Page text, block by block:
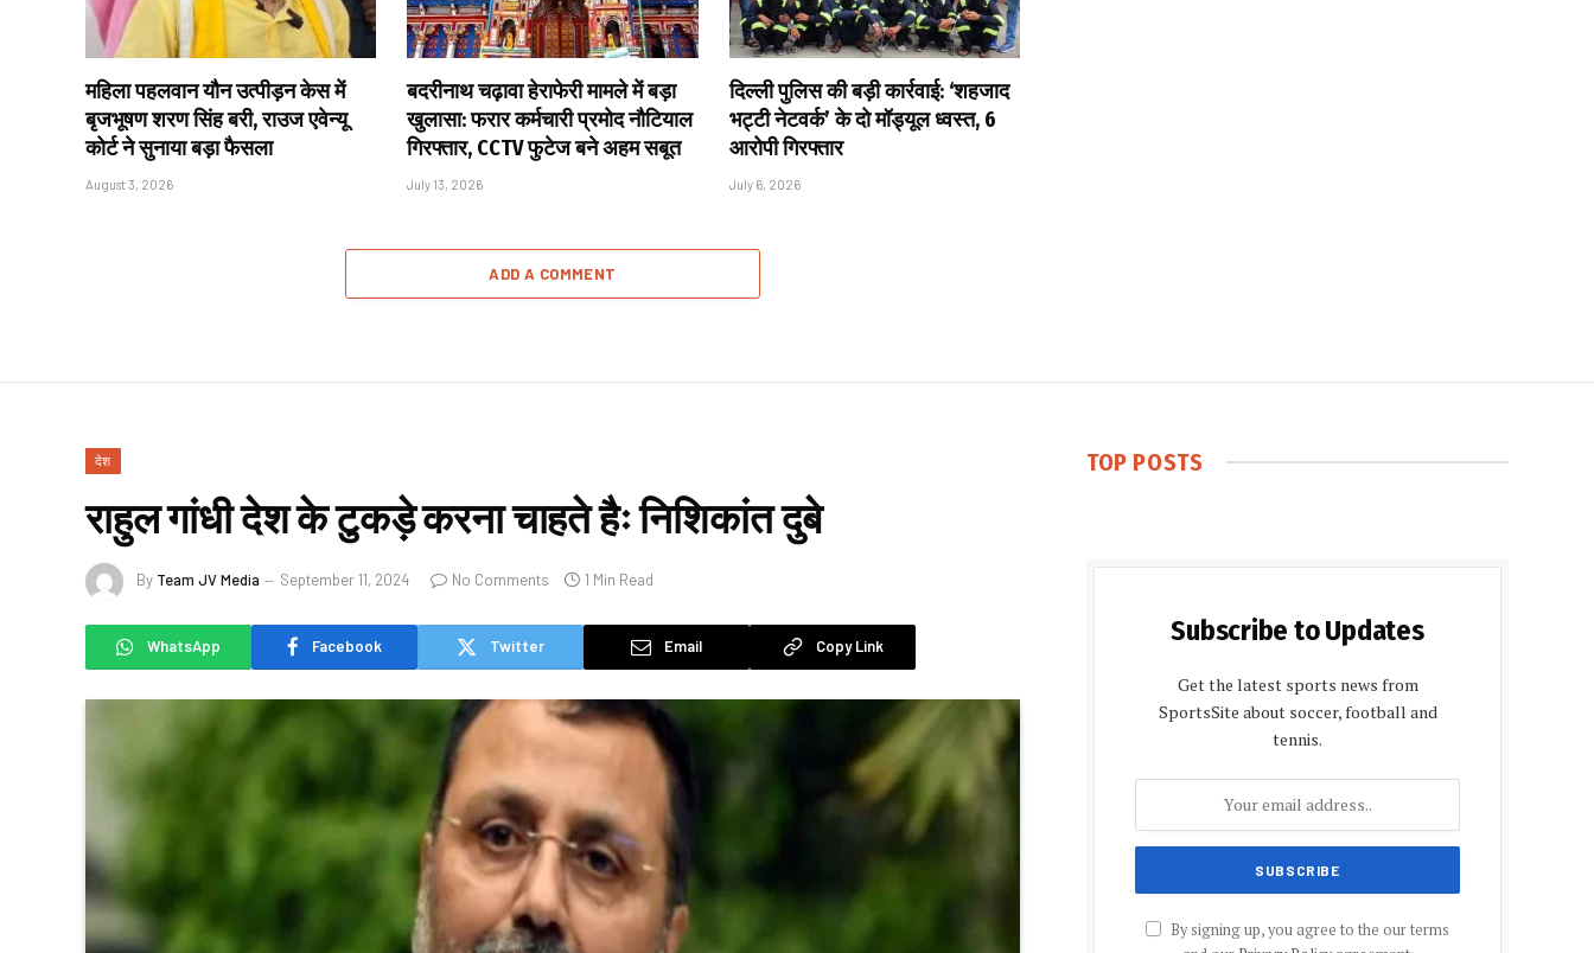
महिला पहलवान यौन उत्पीड़न केस में
बृजभूषण शरण सिंह बरी, राउज एवेन्यू
कोर्ट ने सुनाया बड़ा फैसला
August 3, 2026
बदरीनाथ चढ़ावा हेराफेरी मामले में बड़ा
खुलासा: फरार कर्मचारी प्रमोद नौटियाल
गिरफ्तार, CCTV फुटेज बने अहम सबूत
July 13, 2026
दिल्ली पुलिस की बड़ी कार्रवाई: ‘शहजाद
भट्टी नेटवर्क’ के दो मॉड्यूल ध्वस्त, 6
आरोपी गिरफ्तार
July 6, 2026
ADD A COMMENT
देश
राहुल गांधी देश के टुकड़े करना चाहते हैः निशिकांत दुबे
By Team JV Media September 11, 2024 No Comments 1 Min Read
WhatsApp Facebook Twitter Email Copy Link
TOP POSTS
Subscribe to Updates
Get the latest sports news from
SportsSite about soccer, football and
tennis.
By signing up, you agree to the our terms